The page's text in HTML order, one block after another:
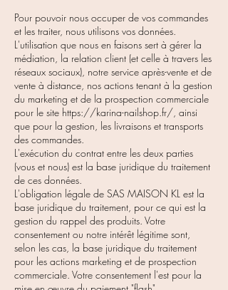
Pour pouvoir nous occuper de vos commandes
et les traiter, nous utilisons vos données.
L'utilisation que nous en faisons sert à gérer la
médiation, la relation client (et celle à travers les
réseaux sociaux), notre service après-vente et de
vente à distance, nos actions tenant à la gestion
du marketing et de la prospection commerciale
pour le site https://karina-nailshop.fr/, ainsi
que pour la gestion, les livraisons et transports
des commandes.
L'exécution du contrat entre les deux parties
(vous et nous) est la base juridique du traitement
de ces données.
L'obligation légale de SAS MAISON KL est la
base juridique du traitement, pour ce qui est la
gestion du rappel des produits. Votre
consentement ou notre intérêt légitime sont,
selon les cas, la base juridique du traitement
pour les actions marketing et de prospection
commerciale. Votre consentement l'est pour la